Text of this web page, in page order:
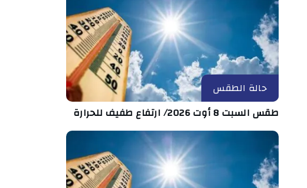
حالة الطقس
طقس السبت 8 أوت 2026/ ارتفاع طفيف للحرارة